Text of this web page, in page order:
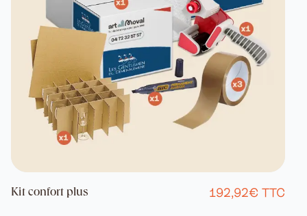
Kit confort plus 192,92€ TTC